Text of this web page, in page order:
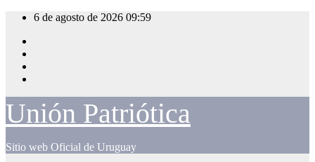
Saltar
contenido
6 de agosto de 2026 09:59
Unión Patriótica
Sitio web Oficial de Uruguay